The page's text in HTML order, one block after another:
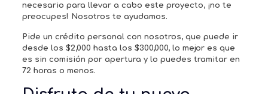
necesario para llevar a cabo este proyecto, ¡no te
preocupes! Nosotros te ayudamos.
Pide un crédito personal con nosotros, que puede ir
desde los $2,000 hasta los $300,000, lo mejor es que
es sin comisión por apertura y lo puedes tramitar en
72 horas o menos.